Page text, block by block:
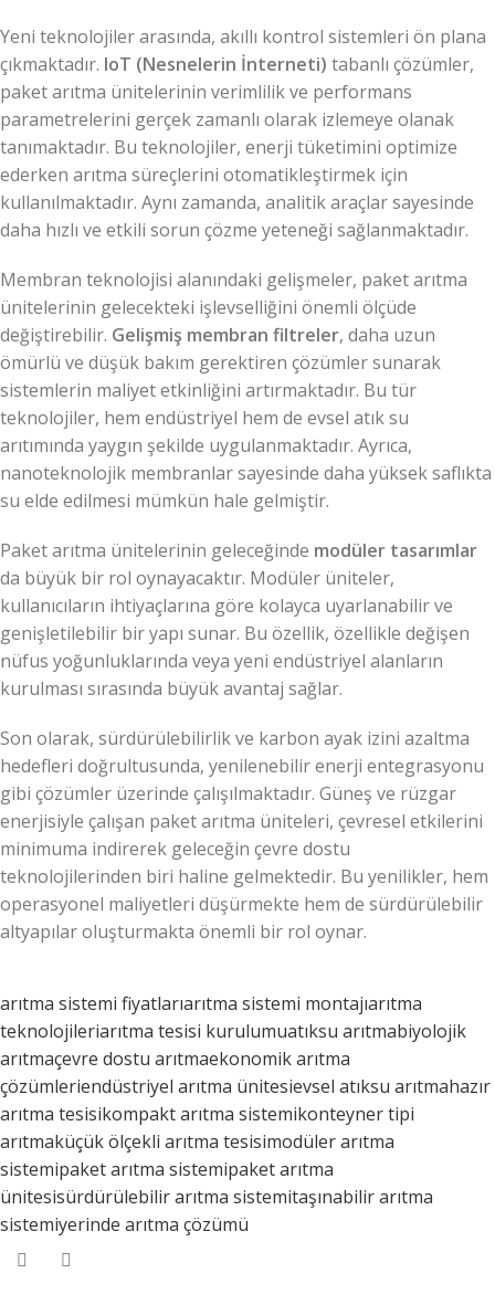
Yeni teknolojiler arasında, akıllı kontrol sistemleri ön plana
çıkmaktadır. IoT (Nesnelerin İnterneti) tabanlı çözümler,
paket arıtma ünitelerinin verimlilik ve performans
parametrelerini gerçek zamanlı olarak izlemeye olanak
tanımaktadır. Bu teknolojiler, enerji tüketimini optimize
ederken arıtma süreçlerini otomatikleştirmek için
kullanılmaktadır. Aynı zamanda, analitik araçlar sayesinde
daha hızlı ve etkili sorun çözme yeteneği sağlanmaktadır.
Membran teknolojisi alanındaki gelişmeler, paket arıtma
ünitelerinin gelecekteki işlevselliğini önemli ölçüde
değiştirebilir. Gelişmiş membran filtreler, daha uzun
ömürlü ve düşük bakım gerektiren çözümler sunarak
sistemlerin maliyet etkinliğini artırmaktadır. Bu tür
teknolojiler, hem endüstriyel hem de evsel atık su
arıtımında yaygın şekilde uygulanmaktadır. Ayrıca,
nanoteknolojik membranlar sayesinde daha yüksek saflıkta
su elde edilmesi mümkün hale gelmiştir.
Paket arıtma ünitelerinin geleceğinde modüler tasarımlar
da büyük bir rol oynayacaktır. Modüler üniteler,
kullanıcıların ihtiyaçlarına göre kolayca uyarlanabilir ve
genişletilebilir bir yapı sunar. Bu özellik, özellikle değişen
nüfus yoğunluklarında veya yeni endüstriyel alanların
kurulması sırasında büyük avantaj sağlar.
Son olarak, sürdürülebilirlik ve karbon ayak izini azaltma
hedefleri doğrultusunda, yenilenebilir enerji entegrasyonu
gibi çözümler üzerinde çalışılmaktadır. Güneş ve rüzgar
enerjisiyle çalışan paket arıtma üniteleri, çevresel etkilerini
minimuma indirerek geleceğin çevre dostu
teknolojilerinden biri haline gelmektedir. Bu yenilikler, hem
operasyonel maliyetleri düşürmekte hem de sürdürülebilir
altyapılar oluşturmakta önemli bir rol oynar.
arıtma sistemi fiyatlarıarıtma sistemi montajıarıtma
teknolojileriarıtma tesisi kurulumuatıksu arıtmabiyolojik
arıtmaçevre dostu arıtmaekonomik arıtma
çözümleriendüstriyel arıtma ünitesievsel atıksu arıtmahazır
arıtma tesisikompakt arıtma sistemikonteyner tipi
arıtmaküçük ölçekli arıtma tesisimodüler arıtma
sistemipaket arıtma sistemipaket arıtma
ünitesisürdürülebilir arıtma sistemitaşınabilir arıtma
sistemiyerinde arıtma çözümü